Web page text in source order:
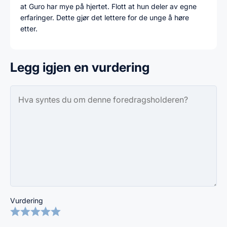
at Guro har mye på hjertet. Flott at hun deler av egne
erfaringer. Dette gjør det lettere for de unge å høre
etter.
Legg igjen en vurdering
Vurdering